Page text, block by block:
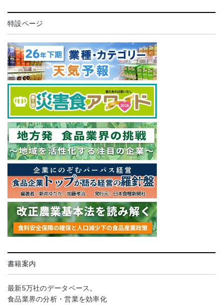
特設ページ
書籍案内
最新5万社のデータベース。
食品業界の分析・営業を効率化